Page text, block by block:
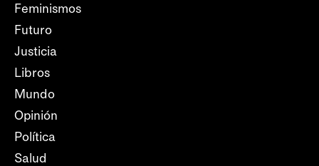
Feminismos
Futuro
Justicia
Libros
Mundo
Opinión
Política
Salud